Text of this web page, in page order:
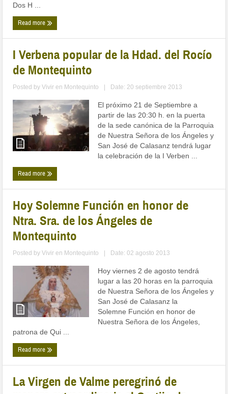
Dos H ...
Read more
I Verbena popular de la Hdad. del Rocío
de Montequinto
Posted byVivir en Montequinto Date: 20 septiembre 2013
El próximo 21 de Septiembre a
partir de las 20:30 h. en la puerta
de la sede canónica de la Parroquia
de Nuestra Señora de los Ángeles y
San José de Calasanz tendrá lugar
la celebración de la I Verben ...
Read more
Hoy Solemne Función en honor de
Ntra. Sra. de los Ángeles de
Montequinto
Posted byVivir en Montequinto Date: 02 agosto 2013
Hoy viernes 2 de agosto tendrá
lugar a las 20 horas en la parroquia
de Nuestra Señora de los Ángeles y
San José de Calasanz la
Solemne Función en honor de
Nuestra Señora de los Ángeles,
patrona de Qui ...
Read more
La Virgen de Valme peregrinó de